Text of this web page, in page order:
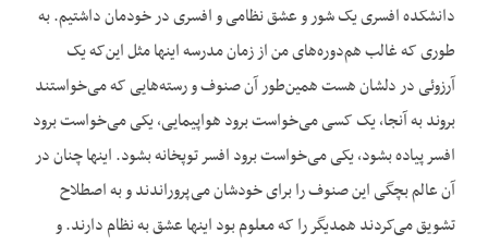
دانشکده افسری یک شور و عشق نظامی و افسری در خودمان داشتیم. به
طوری که غالب هم‌دوره‌‌های من از زمان مدرسه اینها مثل این‌که یک
آرزوئی در دلشان هست همین‌طور آن صنوف و رسته‌‌هایی که می‌خواستند
بروند به آنجا، یک کسی می‌خواست برود هواپیمایی، یکی می‌خواست برود
افسر پیاده بشود، یکی می‌خواست برود افسر توپخانه بشود. اینها چنان در
آن عالم بچگی این صنوف را برای خودشان می‌پروراندند و به اصطلاح
تشویق می‌کردند همدیگر را که معلوم بود اینها عشق به نظام دارند. و